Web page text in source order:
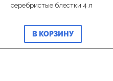
серебристые блестки 4 л
В КОРЗИНУ